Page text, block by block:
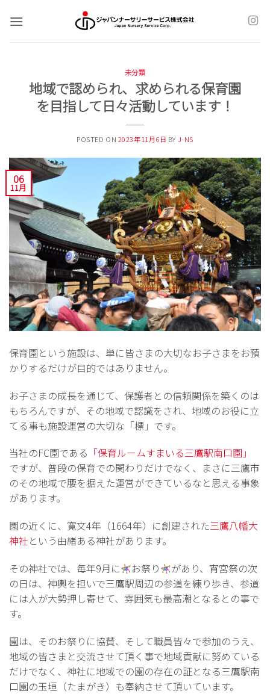
未分類
地域で認められ、求められる保育園
を目指して日々活動しています！
POSTED ON 2023年11月6日 BY J-NS
06
11月
保育園という施設は、単に皆さまの大切なお子さまをお預
かりするだけが目的ではありません。
お子さまの成長を通じて、保護者との信頼関係を築くのは
もちろんですが、その地域で認識をされ、地域のお役に立
てる事も施設運営の大切な「標」です。
当社のFC園である 「保育ルームすまいる三鷹駅南口園」
ですが、普段の保育での関わりだけでなく、まさに三鷹市
のその地域で腰を据えた運営ができているなと思える事象
があります。
園の近くに、寛文4年（1664年）に創建された三鷹八幡大
神社という由緒ある神社があります。
その神社では、毎年9月に
お祭り
があり、宵宮祭の次
の日は、神輿を担いで三鷹駅周辺の参道を練り歩き、参道
には人が大勢押し寄せて、雰囲気も最高潮となるとの事で
す。
園は、そのお祭りに協賛、そして職員皆々で参加のうえ、
地域の皆さまと交流させて頂く事で地域貢献に努めている
だけでなく、神社に地域での園の存在の証となる三鷹駅南
口園の玉垣（たまがき）も奉納させて頂いています。